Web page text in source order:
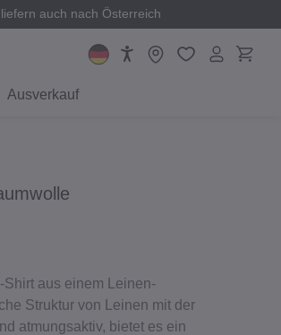
auch nach Österreich
Ausverkauf
aus einem Leinen‐
Struktur von Leinen mit der
atmungsaktiv, bietet es ein